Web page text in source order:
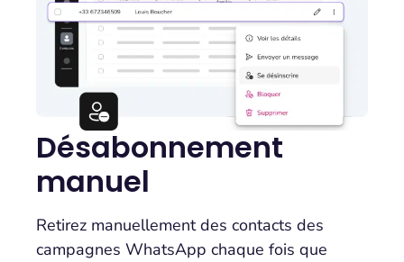
Désabonnement
manuel
Retirez manuellement des contacts des
campagnes WhatsApp chaque fois que